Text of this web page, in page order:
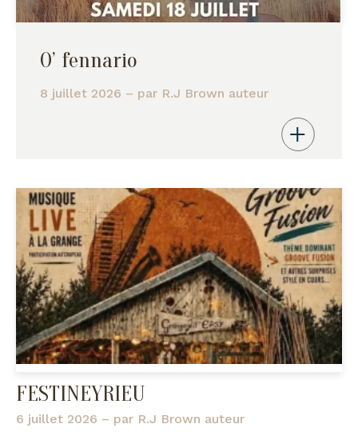
O’ fennario
8 juillet 2026 – par R.J Brown auteur
FESTINEYRIEU
6 juillet 2026 – par R.J Brown auteur